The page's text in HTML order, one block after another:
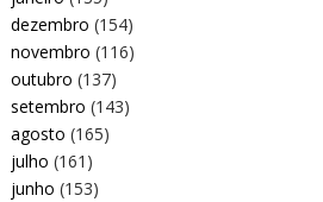
dezembro (154)
novembro (116)
outubro (137)
setembro (143)
agosto (165)
julho (161)
junho (153)